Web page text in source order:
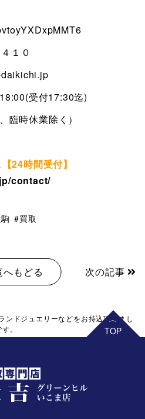
１０
受付17:30迄)
臨時休業除く）
24時間受付】
contact/
買取
へもどる 次の記事
ンドジュエリーなどをお持込頂きまし
。